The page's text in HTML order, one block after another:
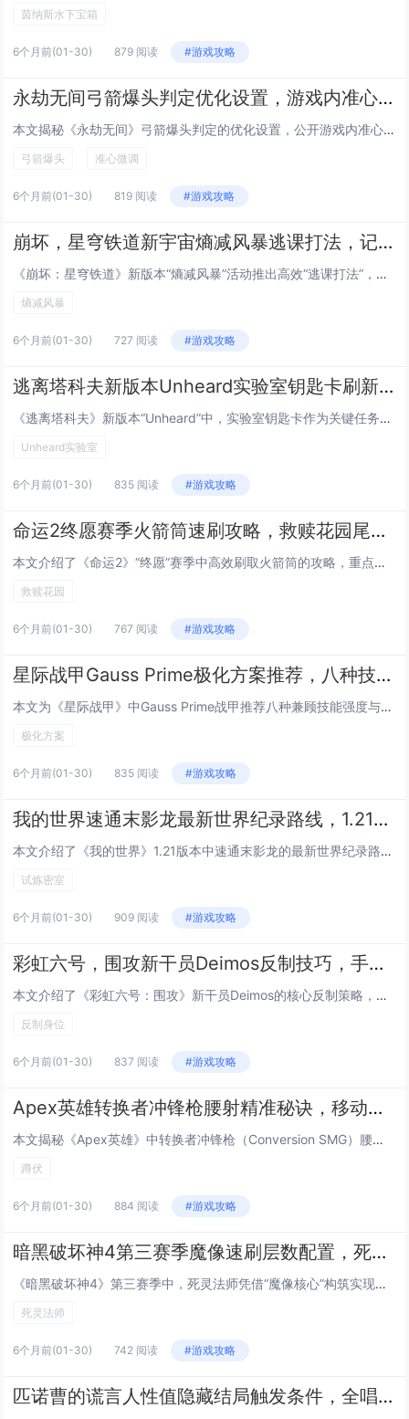
茵纳斯水下宝箱
6个月前(01-30) 879 阅读 #游戏攻略
永劫无间弓箭爆头判定优化设置，游戏内准心微调参数公开，命中率提升50%别急着狂点F11截图发群，先听我这个被宁红夜追着射了三年、箭袋里常年混着三支断箭、连做梦都在调拉距力的老弓狗唠五毛钱的实在话
本文揭秘《永劫无间》弓箭爆头判定的优化设置，公开游戏内准心微调的关键参数，实测命中率提升达50%，作者以资深“弓狗”身份现身说法——三年被宁红夜追射、箭袋常备断箭、梦里都在调拉距力，用诙谐又扎实的经验提醒玩家：别急着狂按F11截图炫耀，先静...
弓箭爆头 准心微调
6个月前(01-30) 819 阅读 #游戏攻略
崩坏，星穹铁道新宇宙熵减风暴逃课打法，记忆命途搭配特定奇物自动挂机通关
《崩坏：星穹铁道》新版本“熵减风暴”活动推出高效“逃课打法”，玩家无需高强度操作即可自动挂机通关，该打法核心在于选择“记忆”命途角色（如布洛妮娅、希儿等），搭配特定奇物组合——记忆的回响」「熵减协议残页」与「自动校准模组」，可稳定触发连携技...
熵减风暴
6个月前(01-30) 727 阅读 #游戏攻略
逃离塔科夫新版本Unheard实验室钥匙卡刷新点，五个高概率出生位置实时标注
《逃离塔科夫》新版本“Unheard”中，实验室钥匙卡作为关键任务道具，其刷新点备受玩家关注，本文汇总并实时标注了五处高概率出生位置：1）USEC营地B-3仓库西侧保险柜；2）BEAR营地医疗站二楼办公桌抽屉；3）海关地图中央控制室服务器机...
Unheard实验室
6个月前(01-30) 835 阅读 #游戏攻略
命运2终愿赛季火箭筒速刷攻略，救赎花园尾王三秒击杀的武器与模组搭配
本文介绍了《命运2》“终愿”赛季中高效刷取火箭筒的攻略，重点聚焦于“救赎花园”副本尾王的速杀技巧，通过合理搭配高爆发火箭筒（如“静默誓言”或“末日余晖”）与关键模组（如“过载弹药”“快速装填”“稳定瞄准”），配合队友职业技能协同（如术士的“...
救赎花园
6个月前(01-30) 767 阅读 #游戏攻略
星际战甲Gauss Prime极化方案推荐，八种技能强度与速度兼顾的Forma配置
本文为《星际战甲》中Gauss Prime战甲推荐八种兼顾技能强度与施放速度的极化（Forma）配置方案，针对其四大技能——“超导”“磁暴”“电涌”“闪电奔袭”的协同机制，方案强调在提升技能效率（减少冷却）、强度（增强伤害/效果）与持续时间...
极化方案
6个月前(01-30) 835 阅读 #游戏攻略
我的世界速通末影龙最新世界纪录路线，1.21版本试炼密室刷铁轨机的建造技巧
本文介绍了《我的世界》1.21版本中速通末影龙的最新世界纪录路线，重点解析了高效、稳定的核心技巧与关键跳点优化；同时详细讲解了在试炼密室（Trial Chambers）内建造全自动刷铁轨机的方法，包括利用新生物“哨卫”触发机制、精准控制试炼...
试炼密室
6个月前(01-30) 909 阅读 #游戏攻略
彩虹六号，围攻新干员Deimos反制技巧，手机信号出现时必学的三个反杀身位
本文介绍了《彩虹六号：围攻》新干员Deimos的核心反制策略，重点聚焦其标志性技能“手机信号干扰器”（Signal Jammer）触发时的应对技巧，当Deimos部署该装置并激活时，会强制所有未受保护的进攻方干员进入短暂眩晕与定位暴露状态，...
反制身位
6个月前(01-30) 837 阅读 #游戏攻略
Apex英雄转换者冲锋枪腰射精准秘诀，移动中按下蹲伏键的弹道稳定玄学技巧
本文揭秘《Apex英雄》中转换者冲锋枪（Conversion SMG）腰射精准度提升的核心技巧：在移动中连续、有节奏地按下蹲伏键（默认Ctrl），可显著增强腰射稳定性与弹道集中度，该操作并非单纯降低后坐力，而是利用蹲伏瞬间的移动速度骤减与角...
蹲伏
6个月前(01-30) 884 阅读 #游戏攻略
暗黑破坏神4第三赛季魔像速刷层数配置，死灵法师利用魔像核心刷100层噩梦
《暗黑破坏神4》第三赛季中，死灵法师凭借“魔像核心”构筑实现高效速刷噩梦地下城100层，该配置以“不朽之王的诅咒”与“魔像核心”为核心，搭配“亡者大军”“骸骨装甲”及“鲜血潮汐”等技能，大幅提升魔像生存与输出能力；装备侧重冷却缩减、召唤物增...
死灵法师
6个月前(01-30) 742 阅读 #游戏攻略
匹诺曹的谎言人性值隐藏结局触发条件，全唱片收集与关键对话选择时间节点